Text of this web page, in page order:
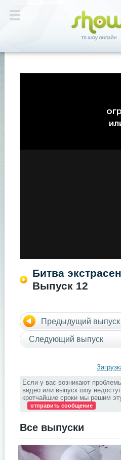
Битва
Выпуск 12
Предыдущий выпуск
Следующий выпуск
Если у вас возникают
видео или выпуск шоу
кротчайшие сроки мы решим
отправить сообщение
Все выпуски